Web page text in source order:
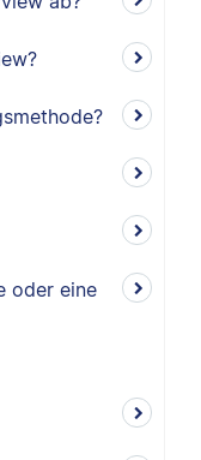
oder eine